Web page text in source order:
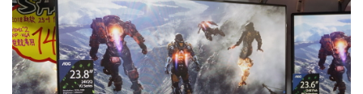
教學評測
EduTech
IT Times